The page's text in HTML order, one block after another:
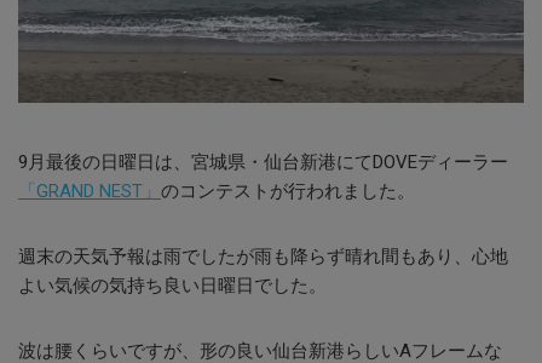
9月最後の日曜日は、宮城県・仙台新港にてDOVEディーラー
「GRAND NEST」 のコンテストが行われました。
週末の天気予報は雨でしたが雨も降らず晴れ間もあり、心地
よい気候の気持ち良い日曜日でした。
波は腰くらいですが、形の良い仙台新港らしいAフレームな